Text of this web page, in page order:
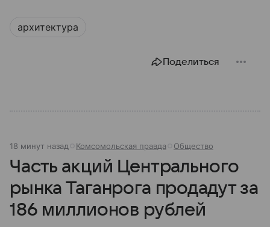
архитектура
Поделиться
18 минут назад Комсомольская правда Общество
Часть акций Центрального
рынка Таганрога продадут за
186 миллионов рублей